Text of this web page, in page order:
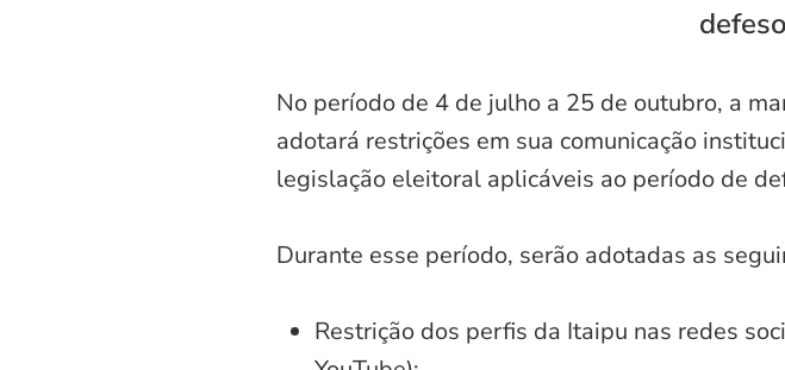
No período de 4 de julho a 25 de outubro, a
adotará restrições em sua comunicação
legislação eleitoral aplicáveis ao período de
Durante esse período, serão adotadas as
Restrição dos perfis da Itaipu nas redes